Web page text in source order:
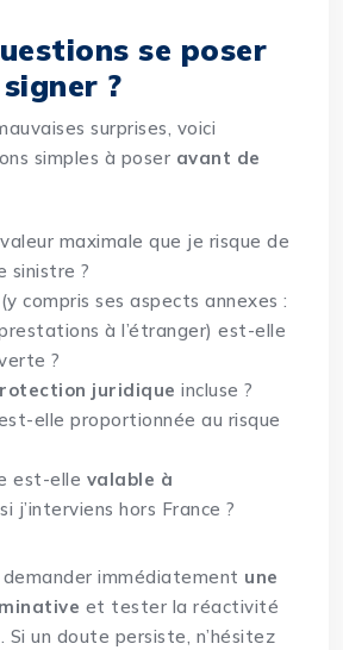
se poser
?
surprises, voici
simples à poser avant de
maximale que je risque de
sinistre ?
compris ses aspects annexes :
à l’étranger) est-elle
?
juridique incluse ?
elle proportionnée au risque
est-elle valable à
si j’interviens hors France ?
immédiatement une
et tester la réactivité
Si un doute persiste, n’hésitez